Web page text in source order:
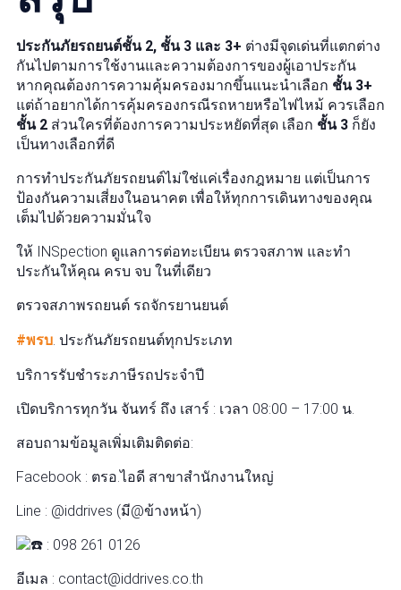
ประกันภัยรถยนต์ชั้น 2, ชั้น 3 และ 3+ ต่างมีจุดเด่นที่แตกต่าง
กันไปตามการใช้งานและความต้องการของผู้เอาประกัน
หากคุณต้องการความคุ้มครองมากขึ้นแนะนำเลือก ชั้น 3+
แต่ถ้าอยากได้การคุ้มครองกรณีรถหายหรือไฟไหม้ ควรเลือก
ชั้น 2 ส่วนใครที่ต้องการความประหยัดที่สุด เลือก ชั้น 3 ก็ยัง
เป็นทางเลือกที่ดี
การทำประกันภัยรถยนต์ไม่ใช่แค่เรื่องกฎหมาย แต่เป็นการ
ป้องกันความเสี่ยงในอนาคต เพื่อให้ทุกการเดินทางของคุณ
เต็มไปด้วยความมั่นใจ
ให้ INSpection ดูแลการต่อทะเบียน ตรวจสภาพ และทำ
ประกันให้คุณ ครบ จบ ในที่เดียว
ตรวจสภาพรถยนต์ รถจักรยานยนต์
#พรบ. ประกันภัยรถยนต์ทุกประเภท
บริการรับชำระภาษีรถประจำปี
เปิดบริการทุกวัน จันทร์ ถึง เสาร์ : เวลา 08:00 – 17:00 น.
สอบถามข้อมูลเพิ่มเติมติดต่อ:
Facebook : ตรอ.ไอดี สาขาสำนักงานใหญ่
Line : @iddrives (มี@ข้างหน้า)
: 098 261 0126
อีเมล : contact@iddrives.co.th